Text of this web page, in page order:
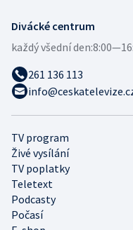
Divácké centrum
každý všední den:
261 136 113
TV program
Živé vysílání
TV poplatky
Teletext
Podcasty
Počasí